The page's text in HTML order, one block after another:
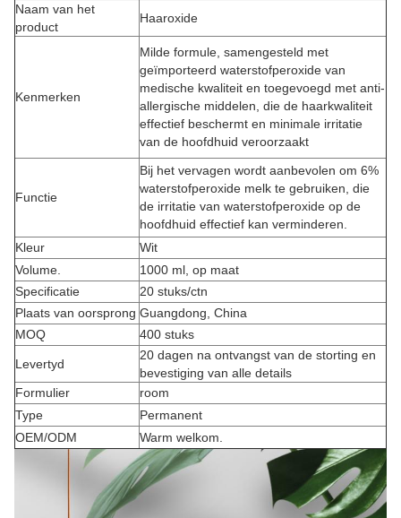
Naam van het
product
Haaroxide
Kenmerken
Milde formule, samengesteld met
geïmporteerd waterstofperoxide van
medische kwaliteit en toegevoegd met anti-
allergische middelen, die de haarkwaliteit
effectief beschermt en minimale irritatie
van de hoofdhuid veroorzaakt
Functie
Bij het vervagen wordt aanbevolen om 6%
waterstofperoxide melk te gebruiken, die
de irritatie van waterstofperoxide op de
hoofdhuid effectief kan verminderen.
Kleur
Wit
Volume.
1000 ml, op maat
Specificatie
20 stuks/ctn
Plaats van oorsprong Guangdong, China
MOQ
400 stuks
Levertyd
20 dagen na ontvangst van de storting en
bevestiging van alle details
Formulier
room
Type
Permanent
OEM/ODM
Warm welkom.